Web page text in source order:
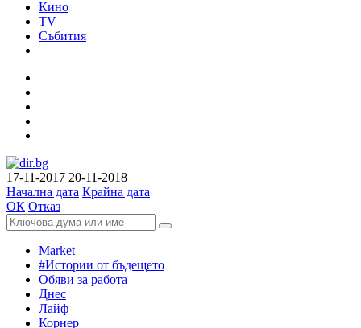
Кино
TV
Събития
17-11-2017 20-11-2018
Начална дата Крайна дата
ОК Отказ
Market
#Истории от бъдещето
Обяви за работа
Днес
Лайф
Корнер